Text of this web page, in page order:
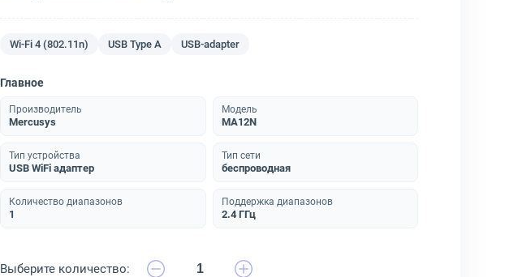
Wi-Fi 4 (802.11n) USB Type A USB-adapter
Главное
Производитель
Mercusys
Модель
MA12N
Тип устройства
USB WiFi адаптер
Тип сети
беспроводная
Количество диапазонов
1
Поддержка диапазонов
2.4 ГГц
Выберите количество: